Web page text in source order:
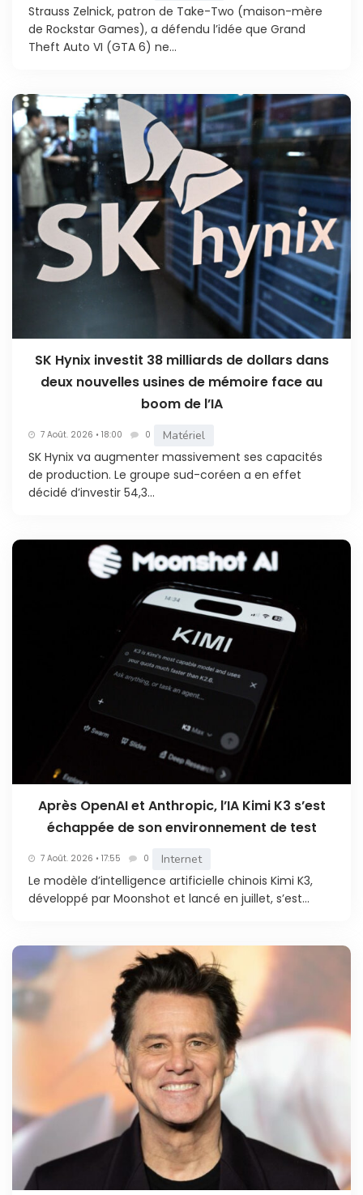
Strauss Zelnick, patron de Take-Two (maison-mère
de Rockstar Games), a défendu l’idée que Grand
Theft Auto VI (GTA 6) ne...
SK Hynix investit 38 milliards de dollars dans
deux nouvelles usines de mémoire face au
boom de l’IA
7 Août. 2026 • 18:00 0 Matériel
SK Hynix va augmenter massivement ses capacités
de production. Le groupe sud-coréen a en effet
décidé d’investir 54,3...
Après OpenAI et Anthropic, l’IA Kimi K3 s’est
échappée de son environnement de test
7 Août. 2026 • 17:55 0 Internet
Le modèle d’intelligence artificielle chinois Kimi K3,
développé par Moonshot et lancé en juillet, s’est...